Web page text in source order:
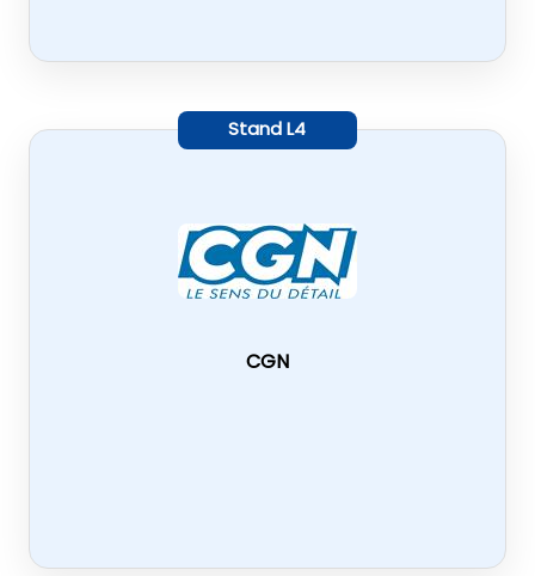
StandL4
CGN